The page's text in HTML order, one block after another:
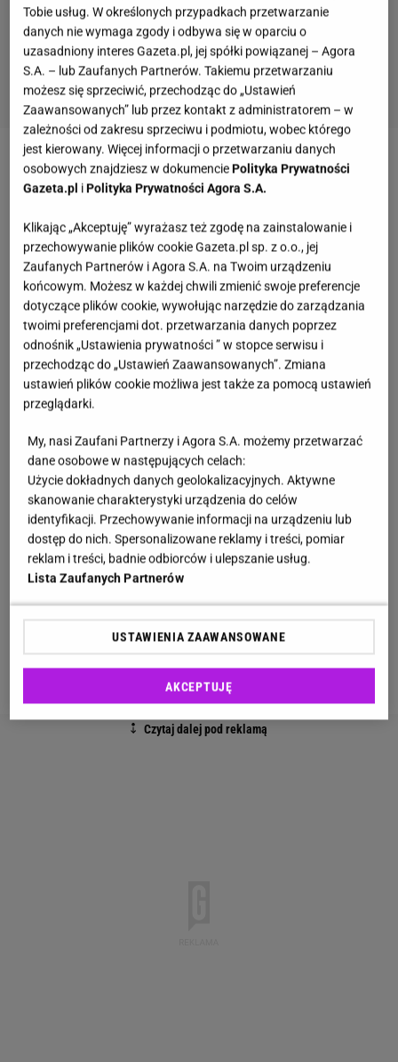
Zobacz wideoPłyn do zakurzonych powierzchni.
Meble będą pachnące i błyszczące
Jak najszybciej sprzątać? Skup się na
pomieszczeniach, które odwiedzą goście
Wejście i korytarz to wizytówka mieszkania, dlatego
warto zacząć właśnie tutaj. Strzepnięcie
wycieraczki, schowanie butów do szafki oraz
szybkie przetarcie widocznych powierzchni
Uporządkowanie kurtek oraz przedmiotów
na meblach sprawia, żeprzedpokój wygląda na
większy i bardziej schludny.
Salon to miejsce spotkań, dlatego liczy się brak
wizualnego chaosu. Wystarczy odłożyć rzeczy na
oraz przetrzeć stoliki i półki. Takie szybkie porządki
w salonie skutecznie odciągają uwagę od drobnych
niedoskonałości.
Tobie usług. W określonych przypadkach przetwarzanie
danych nie wymaga zgody i odbywa się w oparciu o
uzasadniony interes Gazeta.pl, jej spółki powiązanej – Agora
S.A. – lub Zaufanych Partnerów. Takiemu przetwarzaniu
możesz się sprzeciwić, przechodząc do „Ustawień
Zaawansowanych” lub przez kontakt z administratorem – w
zależności od zakresu sprzeciwu i podmiotu, wobec którego
jest kierowany. Więcej informacji o przetwarzaniu danych
osobowych znajdziesz w dokumenciePolityka Prywatności
Gazeta.pl iPolityka Prywatności Agora S.A.
Klikając „Akceptuję” wyrażasz też zgodę na zainstalowanie i
przechowywanie plików cookie Gazeta.pl sp. z o.o., jej
Zaufanych Partnerów i Agora S.A. na Twoim urządzeniu
końcowym. Możesz w każdej chwili zmienić swoje preferencje
dotyczące plików cookie, wywołując narzędzie do zarządzania
twoimi preferencjami dot. przetwarzania danych poprzez
odnośnik „Ustawienia prywatności ” w stopce serwisu i
przechodząc do „Ustawień Zaawansowanych”. Zmiana
ustawień plików cookie możliwa jest także za pomocą ustawień
przeglądarki.
My, nasi Zaufani Partnerzy i Agora S.A. możemy przetwarzać
dane osobowe w następujących celach:
Użycie dokładnych danych geolokalizacyjnych. Aktywne
skanowanie charakterystyki urządzenia do celów
identyfikacji. Przechowywanie informacji na urządzeniu lub
dostęp do nich. Spersonalizowane reklamy i treści, pomiar
reklam i treści, badnie odbiorców i ulepszanie usług.
Lista Zaufanych Partnerów
USTAWIENIA ZAAWANSOWANE
AKCEPTUJĘ